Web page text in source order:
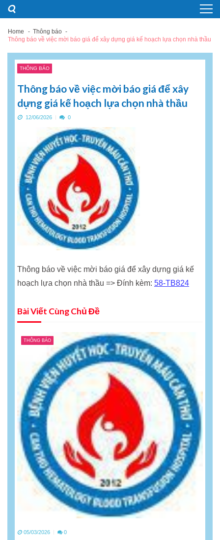
Skip
navigation
Skip
content
Home
Thông báo
Thông báo về việc mời báo giá để xây dựng giá kế hoạch lựa chọn nhà thầu
THÔNG BÁO
Thông báo về việc mời báo giá để xây
dựng giá kế hoạch lựa chọn nhà thầu
12/06/2026 0
Thông báo về việc mời báo giá để xây dựng giá kế
hoạch lựa chọn nhà thầu => Đính kèm: 58-TB824
Bài Viết Cùng Chủ Đề
THÔNG BÁO
05/03/2026 0